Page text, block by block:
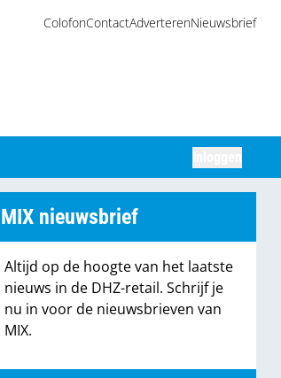
ColofonContactAdverterenNieuwsbrief
MIX nieuwsbrief
Altijd op de hoogte van het laatste
nieuws in de DHZ-retail. Schrijf je
nu in voor de nieuwsbrieven van
MIX.